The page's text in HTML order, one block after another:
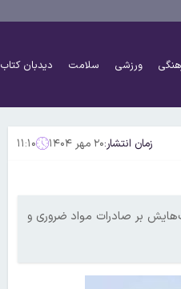
ورزشی سلامت دیدبان کتاب
زمان انتشار:۲۰ مهر ۱۴۰۴ ۱۱:۱۰
بر صادرات مواد ضروری و